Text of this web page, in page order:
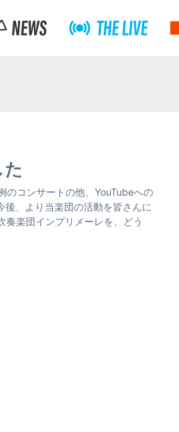
のコンサートの他、YouTubeへの
、より当楽団の活動を皆さんに
楽団インプリメーレを、どう